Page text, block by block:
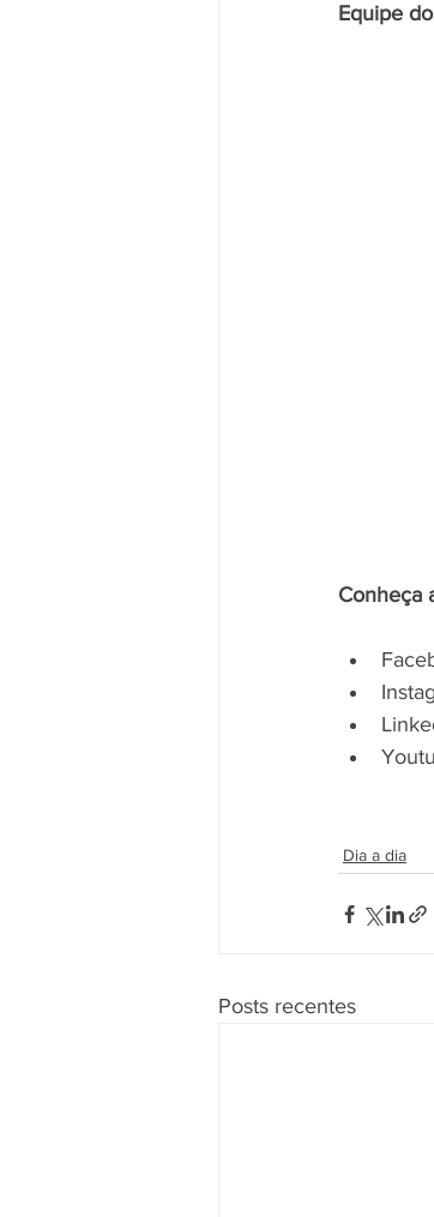
Equipe
Conheça
Dia a dia
Posts recentes